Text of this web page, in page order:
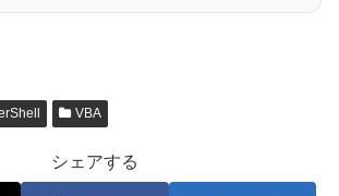
VBA
シェアする